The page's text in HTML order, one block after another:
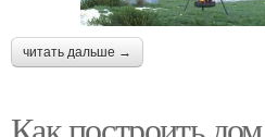
читать дальше →